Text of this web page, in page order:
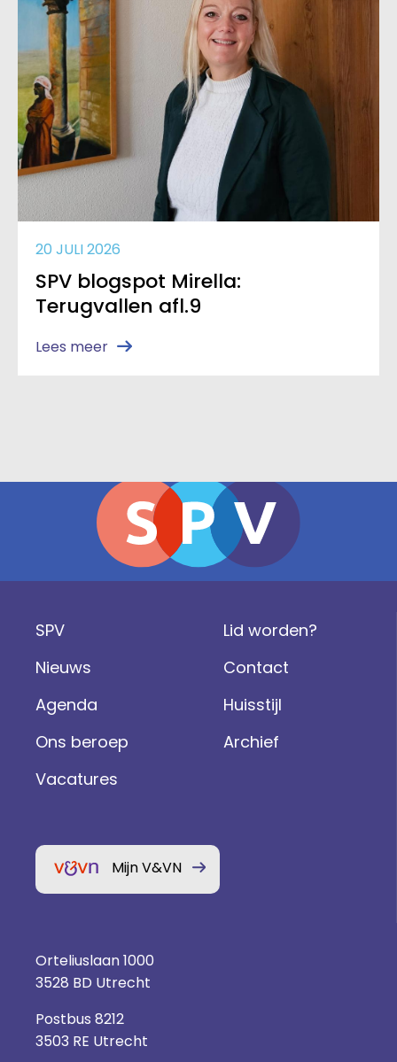
20 JULI 2026
SPV blogspot Mirella:
Terugvallen afl.9
Lees meer
SPV
Nieuws
Agenda
Ons beroep
Vacatures
Lid worden?
Contact
Huisstijl
Archief
Mijn V&VN
Orteliuslaan 1000
3528 BD Utrecht
Postbus 8212
3503 RE Utrecht